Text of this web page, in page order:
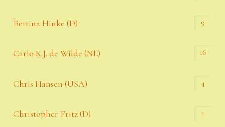
Bettina Hinke (D) 9
Carlo K.J. de Wilde (NL) 16
Chris Hansen (USA) 4
Christopher Fritz (D) 1